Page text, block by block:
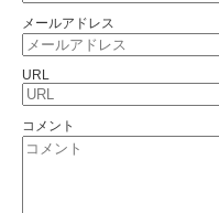
メールアドレス
URL
コメント